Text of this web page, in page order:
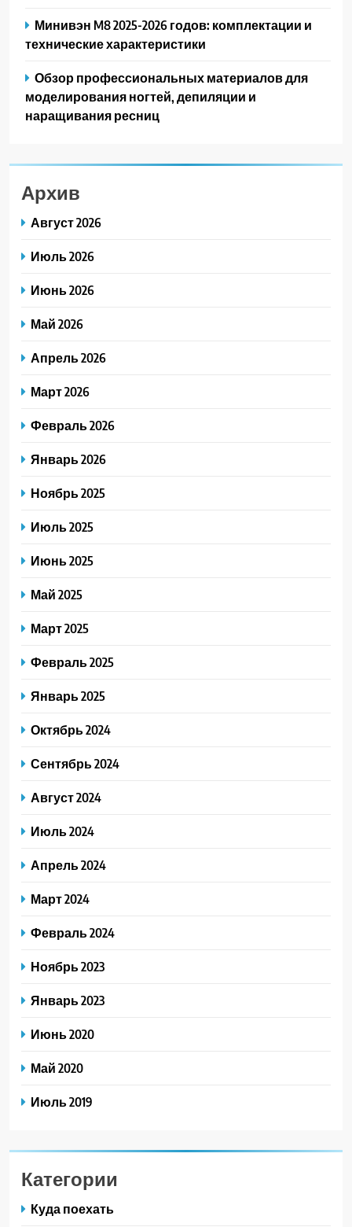
Минивэн M8 2025-2026 годов: комплектации и
технические характеристики
Обзор профессиональных материалов для
моделирования ногтей, депиляции и
наращивания ресниц
Архив
Август 2026
Июль 2026
Июнь 2026
Май 2026
Апрель 2026
Март 2026
Февраль 2026
Январь 2026
Ноябрь 2025
Июль 2025
Июнь 2025
Май 2025
Март 2025
Февраль 2025
Январь 2025
Октябрь 2024
Сентябрь 2024
Август 2024
Июль 2024
Апрель 2024
Март 2024
Февраль 2024
Ноябрь 2023
Январь 2023
Июнь 2020
Май 2020
Июль 2019
Категории
Куда поехать